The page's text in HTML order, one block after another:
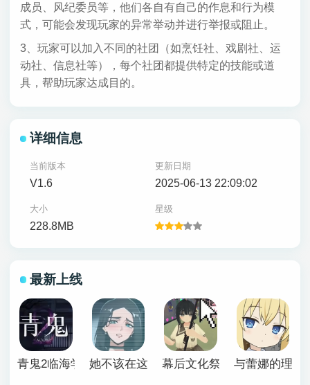
成员、风纪委员等，他们各自有自己的作息和行为模
式，可能会发现玩家的异常举动并进行举报或阻止。
3、玩家可以加入不同的社团（如烹饪社、戏剧社、运
动社、信息社等），每个社团都提供特定的技能或道
具，帮助玩家达成目的。
详细信息
当前版本
V1.6
更新日期
2025-06-13 22:09:02
大小
228.8MB
星级
最新上线
青鬼2临海学校她不该在这里官方版幕后文化祭游戏与蕾娜的理想